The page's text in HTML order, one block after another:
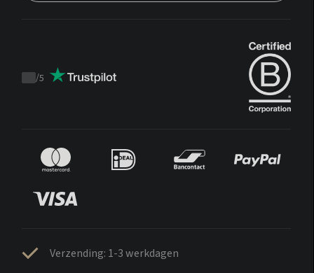
Trustpilot
/5
Verzending: 1-3 werkdagen